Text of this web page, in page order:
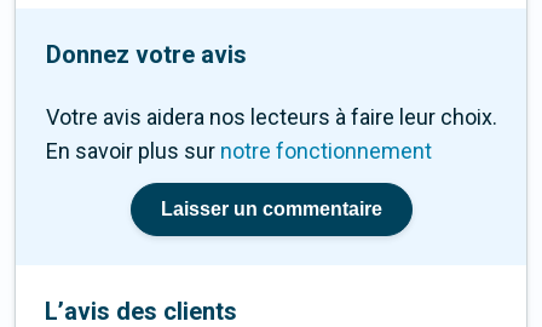
Donnez votre avis
Votre avis aidera nos lecteurs à faire leur choix.
En savoir plus sur notre fonctionnement
Laisser un commentaire
L’avis des clients